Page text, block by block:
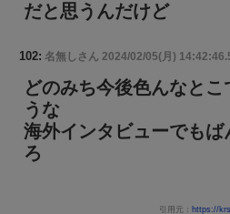
だと思うんだけど
102: 名無しさん 2024/02/05(月)
どのみち今後色んなと
うな
海外インタビューでも
ろ
引用元： https://